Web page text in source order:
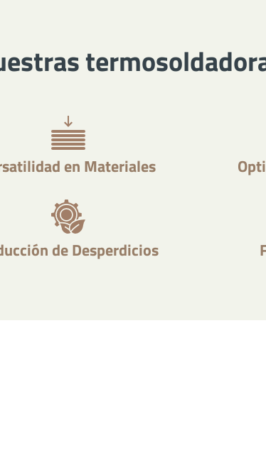
en Materiales
de Desperdicios